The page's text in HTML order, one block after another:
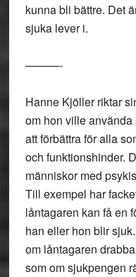
kunna bli bättre. Det
sjuka lever i.
———-
Hanne Kjöller riktar
om hon ville
att förbättra för alla
och funktionshinder.
människor med
Till exempel har
låntagaren kan få en
han eller hon blir
om låntagaren
som om sjukpengen